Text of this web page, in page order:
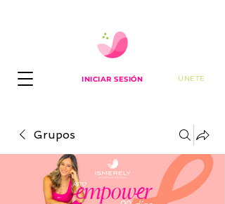
INICIAR SESIÓN ÚNETE
Grupos